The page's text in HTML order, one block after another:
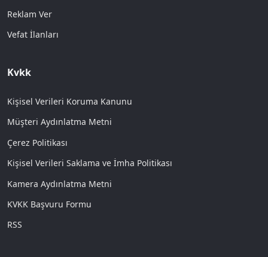
Reklam Ver
Vefat İlanları
Kvkk
Kişisel Verileri Koruma Kanunu
Müşteri Aydınlatma Metni
Çerez Politikası
Kişisel Verileri Saklama ve İmha Politikası
Kamera Aydınlatma Metni
KVKK Başvuru Formu
RSS